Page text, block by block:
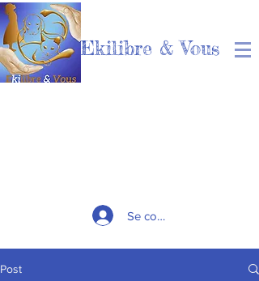
Ekilibre & Vous
Se connecter
Post